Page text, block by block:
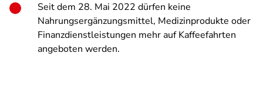
Seit dem 28. Mai 2022 dürfen keine
Nahrungsergänzungsmittel, Medizinprodukte oder
Finanzdienstleistungen mehr auf Kaffeefahrten
angeboten werden.